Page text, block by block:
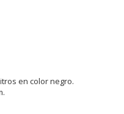
en color negro.